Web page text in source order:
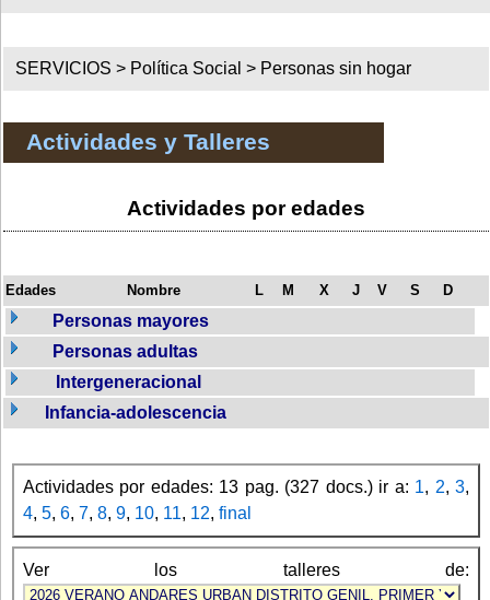
SERVICIOS > Política Social > Personas sin hogar
Actividades y Talleres
Actividades por edades
Edades Nombre L M X J V S D
Personas mayores
Personas adultas
Intergeneracional
Infancia-adolescencia
Actividades por edades: 13 pag. (327 docs.) ir a: 1, 2,3,
4, 5, 6, 7, 8, 9, 10, 11, 12, final
Ver los talleres de: